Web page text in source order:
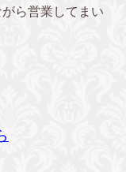
ら営業してまい